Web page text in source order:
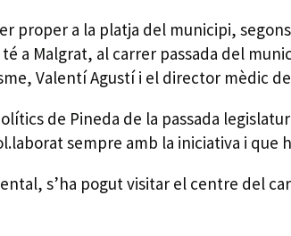
proper a la platja del municipi,
a Malgrat, al carrer passada del
Valentí Agustí i el director mèdic
de Pineda de la passada
sempre amb la iniciativa i que
s’ha pogut visitar el centre del